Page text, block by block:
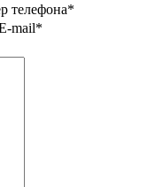
телефона*
mail*